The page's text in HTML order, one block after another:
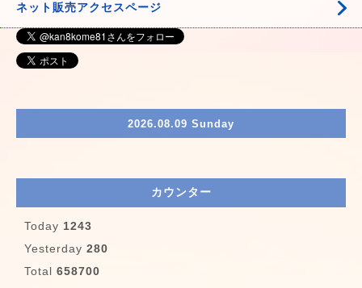
ネット販売アクセスページ
2026.08.09 Sunday
カウンター
Today 1243
Yesterday 280
Total 658700